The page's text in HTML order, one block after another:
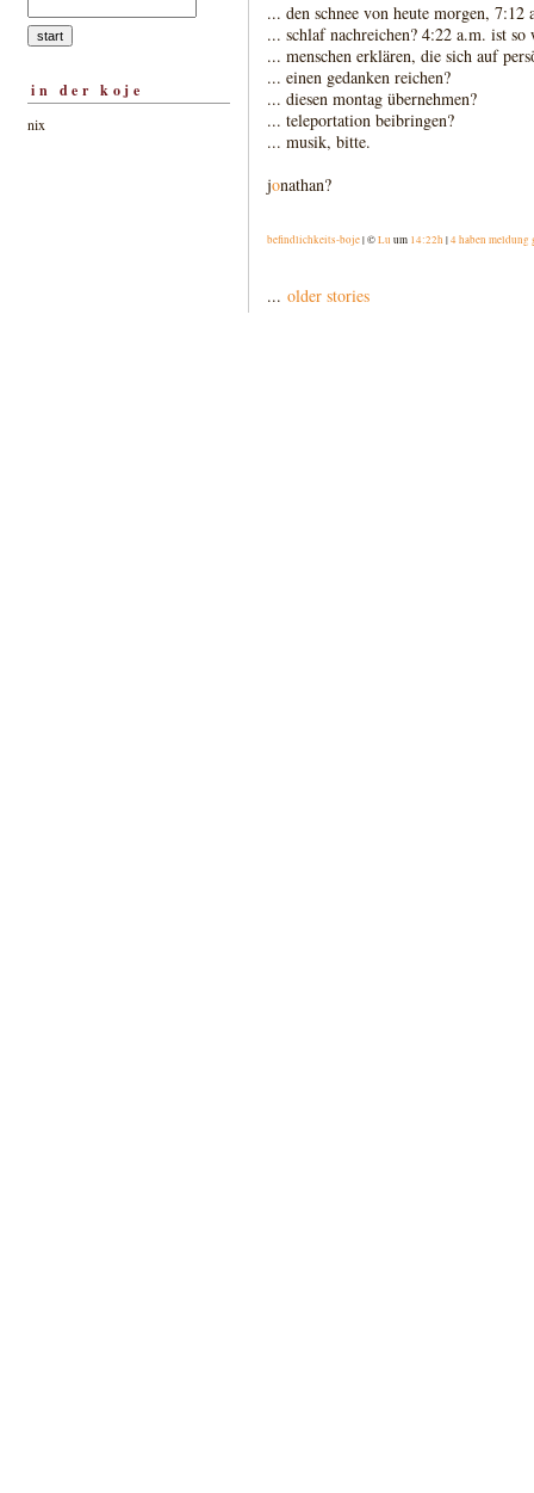
in der koje
nix
... den schnee von heute morgen, 7:12
... schlaf nachreichen? 4:22 a.m. ist
... menschen erklären, die sich auf
... einen gedanken reichen?
... diesen montag übernehmen?
... teleportation beibringen?
... musik, bitte.
jonathan?
befindlichkeits-boje| ©Lu um 14:22h |4 haben meldung
... older stories